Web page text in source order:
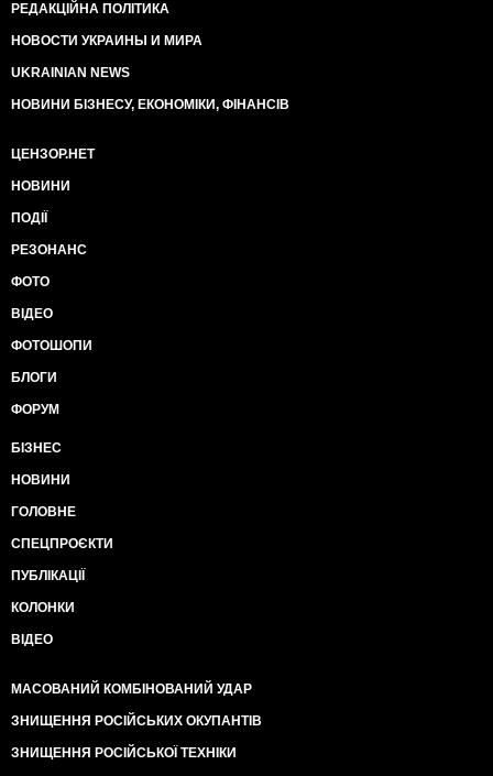
РЕДАКЦІЙНА ПОЛІТИКА
НОВОСТИ УКРАИНЫ И МИРА
UKRAINIAN NEWS
НОВИНИ БІЗНЕСУ, ЕКОНОМІКИ, ФІНАНСІВ
ЦЕНЗОР.НЕТ
НОВИНИ
ПОДІЇ
РЕЗОНАНС
ФОТО
ВІДЕО
ФОТОШОПИ
БЛОГИ
ФОРУМ
БІЗНЕС
НОВИНИ
ГОЛОВНЕ
СПЕЦПРОЄКТИ
ПУБЛІКАЦІЇ
КОЛОНКИ
ВІДЕО
МАСОВАНИЙ КОМБІНОВАНИЙ УДАР
ЗНИЩЕННЯ РОСІЙСЬКИХ ОКУПАНТІВ
ЗНИЩЕННЯ РОСІЙСЬКОЇ ТЕХНІКИ